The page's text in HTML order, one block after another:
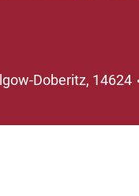
Doberitz, 14624